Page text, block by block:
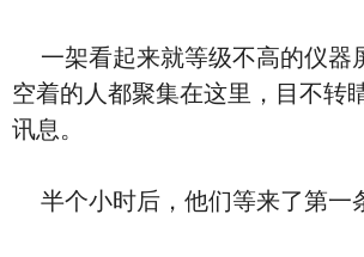
一架看起来就等级不高的仪器
空着的人都聚集在这里，目不转
讯息。
半个小时后，他们等来了第一